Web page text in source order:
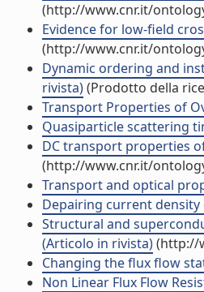
(http://www.cnr.it/
Evidence for low-field
(http://www.cnr.it/
Dynamic ordering and
rivista)(Prodotto della
Transport Properties of
Quasiparticle scattering
DC transport properties
(http://www.cnr.it/
Transport and optical
Depairing current density
Structural and
(Articolo in rivista)(http://
Changing the flux flow
Non Linear Flux Flow